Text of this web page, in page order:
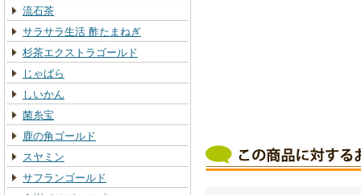
流石茶
サラサラ生活 酢たまねぎ
杉茶エクストラゴールド
じゃばら
しいかん
菌糸宝
鹿の角ゴールド
スヤミン
サフランゴールド